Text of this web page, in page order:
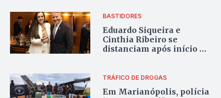
BASTIDORES
Eduardo Siqueira e
Cinthia Ribeiro se
distanciam após início do
TRÁFICO DE DROGAS
Em Marianópolis, polícia